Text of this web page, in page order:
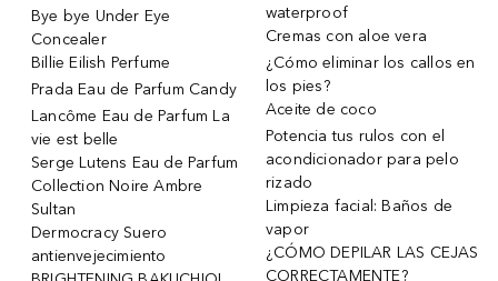
Bye bye Under Eye
Concealer
Billie Eilish Perfume
Prada Eau de Parfum Candy
Lancôme Eau de Parfum La
vie est belle
Serge Lutens Eau de Parfum
Collection Noire Ambre
Sultan
Dermocracy Suero
antienvejecimiento
waterproof
Cremas con aloe vera
¿Cómo eliminar los callos en
los pies?
Aceite de coco
Potencia tus rulos con el
acondicionador para pelo
rizado
Limpieza facial: Baños de
vapor
¿CÓMO DEPILAR LAS CEJAS
CORRECTAMENTE?